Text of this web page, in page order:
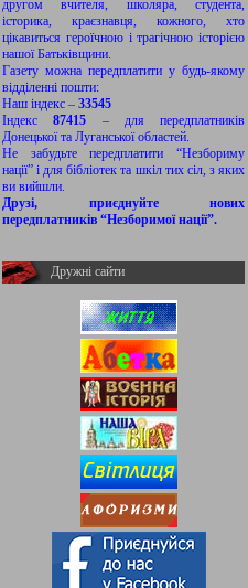
другом вчителя, школяра, студента,
історика, краєзнавця, кожного, хто
цікавиться героїчною і трагічною історією
нашої Батьківщини.
Газету можна передплатити у будь-якому
відділенні пошти:
Наш індекс – 33545
Індекс87415 – для передплатників
Донецької та Луганської областей.
Не забудьте передплатити “Незбориму
нації” і для бібліотек та шкіл тих сіл, з яких
ви вийшли.
Друзі, приєднуйте нових
передплатників “Незборимої нації”.
Дружні сайти